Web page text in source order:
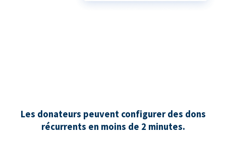
Les donateurs peuvent configurer des dons
récurrents en moins de 2 minutes.